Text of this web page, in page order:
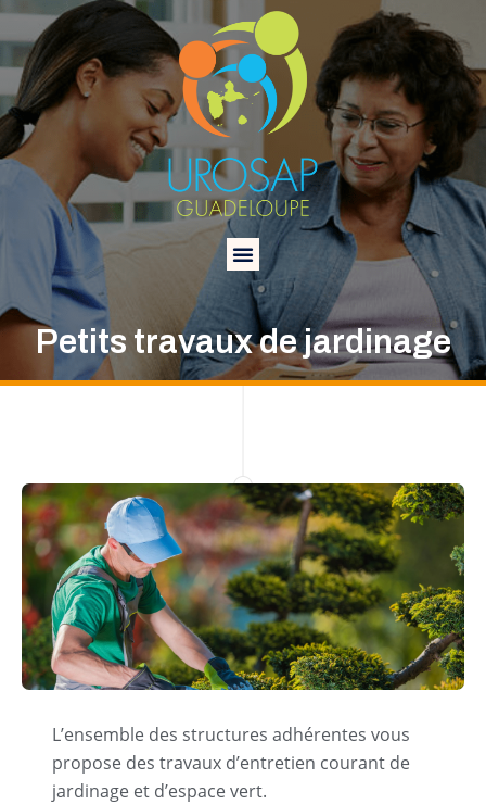
Petits travaux de jardinage
L’ensemble des structures adhérentes vous
propose des travaux d’entretien courant de
jardinage et d’espace vert.